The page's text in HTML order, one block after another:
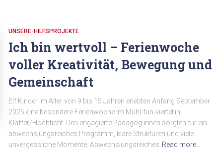
UNSERE-HILFSPROJEKTE
Ich bin wertvoll – Ferienwoche
voller Kreativität, Bewegung und
Gemeinschaft
Elf Kinder im Alter von 9 bis 15 Jahren erlebten Anfang September
2025 eine besondere Ferienwoche im Mühl-fun-viertel in
Klaffer/Hochficht. Drei engagierte Pädagog:innen sorgten für ein
abwechslungsreiches Programm, klare Strukturen und viele
unvergessliche Momente. Abwechslungsreiches Read more…